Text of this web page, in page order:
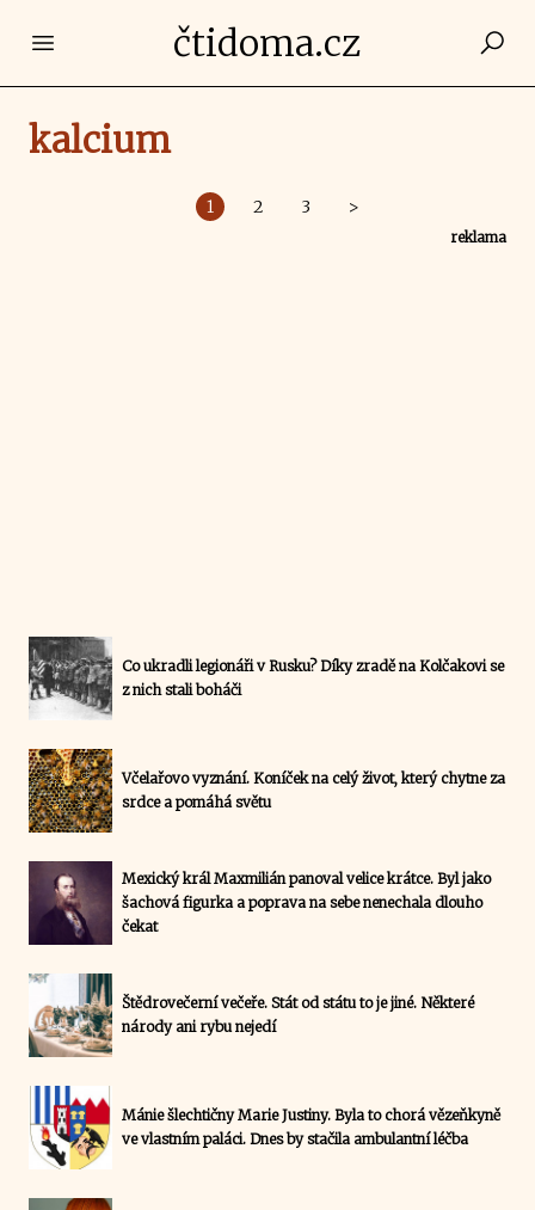
Open main menučtidoma.cz
kalcium
1 2 3 >
reklama
Co ukradli legionáři v Rusku? Díky zradě na Kolčakovi se
z nich stali boháči
Včelařovo vyznání. Koníček na celý život, který chytne za
srdce a pomáhá světu
Mexický král Maxmilián panoval velice krátce. Byl jako
šachová figurka a poprava na sebe nenechala dlouho
čekat
Štědrovečerní večeře. Stát od státu to je jiné. Některé
národy ani rybu nejedí
Mánie šlechtičny Marie Justiny. Byla to chorá vězeňkyně
ve vlastním paláci. Dnes by stačila ambulantní léčba